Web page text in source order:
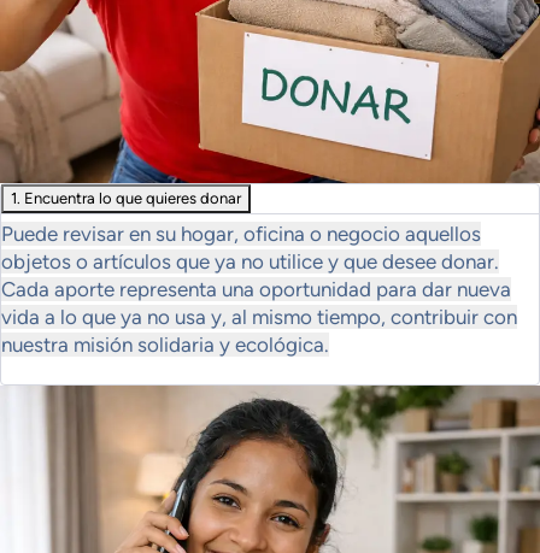
1. Encuentra lo que quieres donar
Puede revisar en su hogar, oficina o negocio aquellos
objetos o artículos que ya no utilice y que desee donar.
Cada aporte representa una oportunidad para dar nueva
vida a lo que ya no usa y, al mismo tiempo, contribuir con
nuestra misión solidaria y ecológica.